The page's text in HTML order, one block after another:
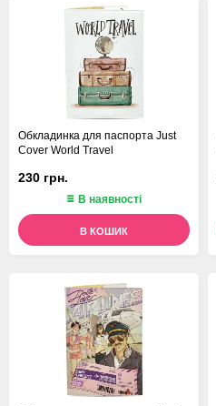
Обкладинка для паспорта Just
Cover World Travel
230 грн.
В наявності
В КОШИК